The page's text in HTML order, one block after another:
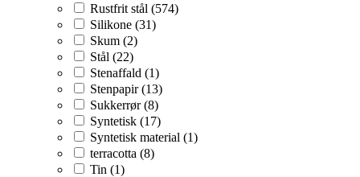
Rustfrit stål (574)
Silikone (31)
Skum (2)
Stål (22)
Stenaffald (1)
Stenpapir (13)
Sukkerrør (8)
Syntetisk (17)
Syntetisk material (1)
terracotta (8)
Tin (1)